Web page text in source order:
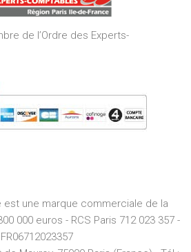
de l’Ordre des Experts-
est une marque commerciale de la
000 euros - RCS Paris 712 023 357 -
FR06712023357